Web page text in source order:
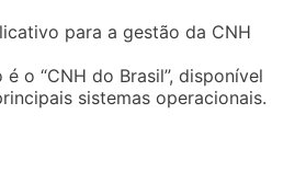
para a gestão da CNH
o “CNH do Brasil”, disponível
sistemas operacionais.